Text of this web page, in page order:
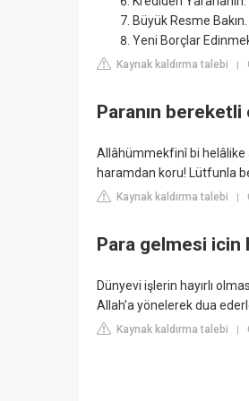
Büyük Resme Bakın.
Yeni Borçlar
Kaynak kaldırma talebi |
Paranın
Allâhümmekfinî bi helâlike
haramdan koru! Lütfunla
Kaynak kaldırma talebi |
Para gelmesi icin
Dünyevi işlerin hayırlı
Allah'a yönelerek dua
Kaynak kaldırma talebi |